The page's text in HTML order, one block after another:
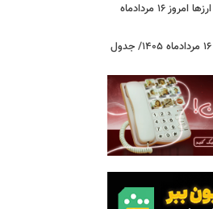
قیمت جدید دلار، یورو و سایر ارزها امروز ۱۶ مردادماه